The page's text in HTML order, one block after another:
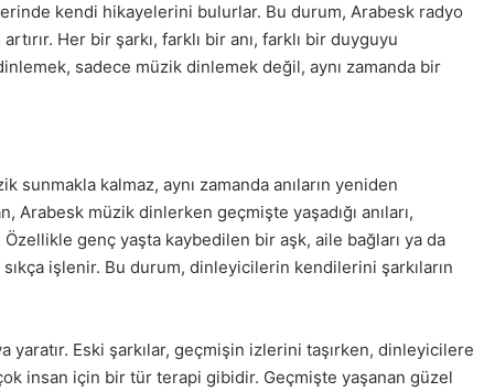
kendi hikayelerini bulurlar. Bu durum, Arabesk radyo
Her bir şarkı, farklı bir anı, farklı bir duyguyu
sadece müzik dinlemek değil, aynı zamanda bir
kalmaz, aynı zamanda anıların yeniden
Arabesk müzik dinlerken geçmişte yaşadığı anıları,
genç yaşta kaybedilen bir aşk, aile bağları ya da
işlenir. Bu durum, dinleyicilerin kendilerini şarkıların
Eski şarkılar, geçmişin izlerini taşırken, dinleyicilere
insan için bir tür terapi gibidir. Geçmişte yaşanan güzel